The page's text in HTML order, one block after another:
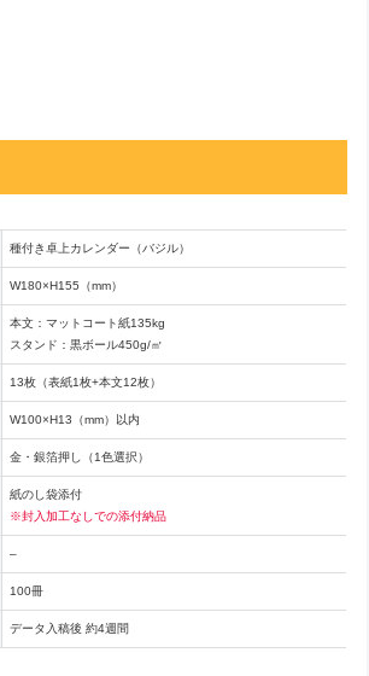
種付き卓上カレンダー（バジル）
W180×H155（mm）
本文：マットコート紙135kg
スタンド：黒ボール450g/㎡
13枚（表紙1枚+本文12枚）
W100×H13（mm）以内
金・銀箔押し（1色選択）
紙のし袋添付
※封入加工なしでの添付納品
–
100冊
データ入稿後 約4週間